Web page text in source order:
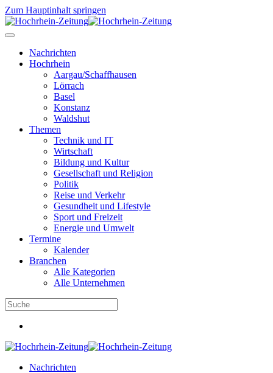
Zum Hauptinhalt springen
Nachrichten
Hochrhein
Aargau/Schaffhausen
Lörrach
Basel
Konstanz
Waldshut
Themen
Technik und IT
Wirtschaft
Bildung und Kultur
Gesellschaft und Religion
Politik
Reise und Verkehr
Gesundheit und Lifestyle
Sport und Freizeit
Energie und Umwelt
Termine
Kalender
Branchen
Alle Kategorien
Alle Unternehmen
Nachrichten